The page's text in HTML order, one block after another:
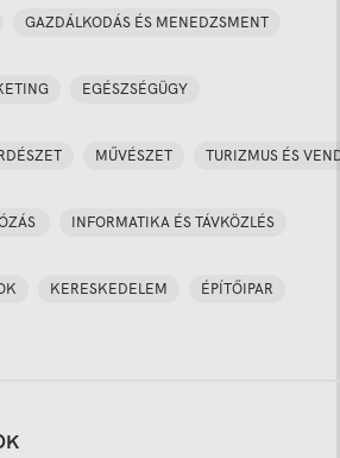
GAZDÁLKODÁS ÉS MENEDZSMENT
EGÉSZSÉGÜGY
MŰVÉSZET TURIZMUS ÉS
INFORMATIKA ÉS TÁVKÖZLÉS
KERESKEDELEM ÉPÍTŐIPAR